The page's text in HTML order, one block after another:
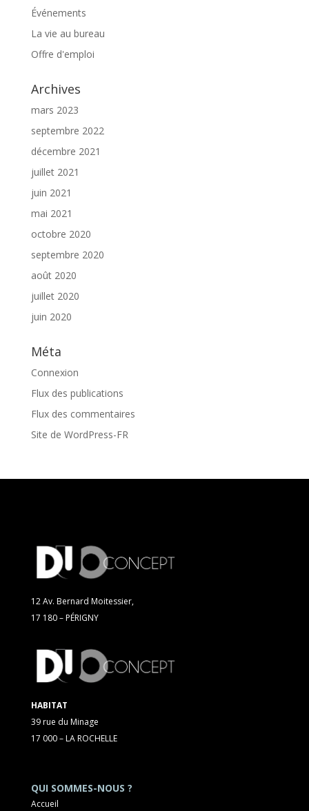
Événements
La vie au bureau
Offre d'emploi
Archives
mars 2023
septembre 2022
décembre 2021
juillet 2021
juin 2021
mai 2021
octobre 2020
septembre 2020
août 2020
juillet 2020
juin 2020
Méta
Connexion
Flux des publications
Flux des commentaires
Site de WordPress-FR
12 Av. Bernard Moitessier,
17 180 – PÉRIGNY
HABITAT
39 rue du Minage
17 000 – LA ROCHELLE
QUI SOMMES-NOUS ?
Accueil